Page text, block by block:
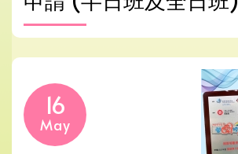
16
May